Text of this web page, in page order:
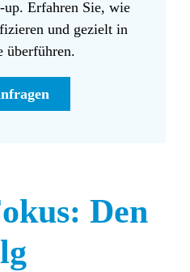
up. Erfahren Sie, wie
und gezielt in
überführen.
Den